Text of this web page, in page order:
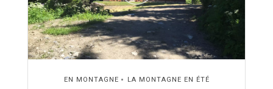
EN MONTAGNE LA MONTAGNE EN ÉTÉ